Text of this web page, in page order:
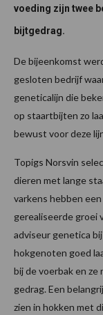
voeding zijn twee
bijtgedrag.
De bijeenkomst
gesloten bedrijf
geneticalijn die
op staartbijten zo
bewust voor deze
Topigs Norsvin
dieren met lange
varkens hebben
gerealiseerde groei
adviseur genetica
hokgenoten goed
bij de voerbak en
gedrag. Een
zien in hokken met